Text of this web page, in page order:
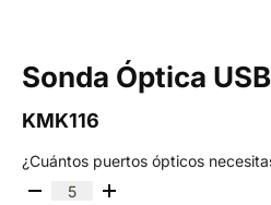
Sonda Óptica USB
KMK116
¿Cuántos puertos ópticos